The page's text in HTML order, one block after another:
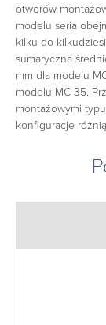
otworów
modelu seria
kilku do
sumaryczna
mm dla modelu
modelu MC 35.
montażowymi
konfiguracje